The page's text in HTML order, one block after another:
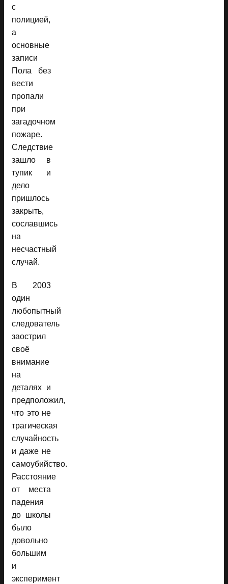
с
полицией,
а
основные
записи
Пола без
вести
пропали
при
загадочном
пожаре.
Следствие
зашло в
тупик и
дело
пришлось
закрыть,
сославшись
на
несчастный
случай.
В 2003
один
любопытный
следователь
заострил
своё
внимание
на
деталях и
предположил,
что это не
трагическая
случайность
и даже не
самоубийство.
Расстояние
от места
падения
до школы
было
довольно
большим
и
эксперимент